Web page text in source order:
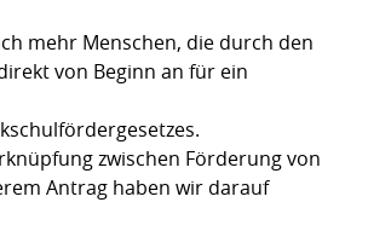
mehr Menschen, die durch den
von Beginn an für ein
zwischen Förderung von
Antrag haben wir darauf